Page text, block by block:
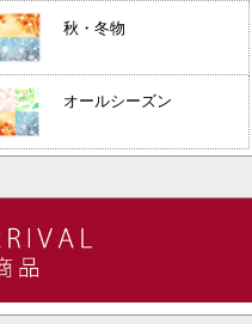
秋・冬物
オールシーズン